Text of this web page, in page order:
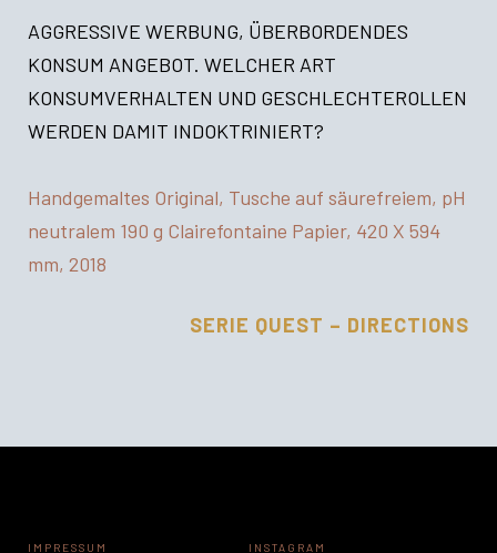
AGGRESSIVE WERBUNG, ÜBERBORDENDES
KONSUM ANGEBOT. WELCHER ART
KONSUMVERHALTEN UND GESCHLECHTEROLLEN
WERDEN DAMIT INDOKTRINIERT?
Handgemaltes Original, Tusche auf säurefreiem, pH
neutralem 190 g Clairefontaine Papier, 420 X 594
mm, 2018
SERIE QUEST – DIRECTIONS
IMPRESSUM INSTAGRAM